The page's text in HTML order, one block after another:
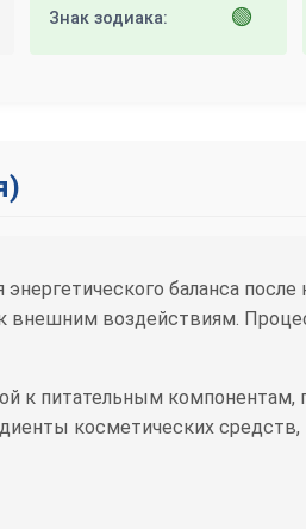
Знак зодиака: 🟢
баланса
воздействиям.
к питательным компонентам,
косметических